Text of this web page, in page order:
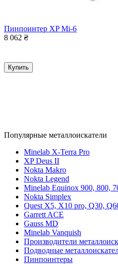
Пинпоинтер XP Mi-6
8 062 ₴
Купить
Популярные металлоискатели
Minelab X-Terra Pro
XP Deus II
Nokta Makro
Nokta Legend
Minelab Equinox 900, 800,
Nokta Simplex
Quest X5, X10 pro, Q30,
Garrett ACE
Gauss MD
Minelab Vanquish
Производители
Подводные
Пинпоинтеры